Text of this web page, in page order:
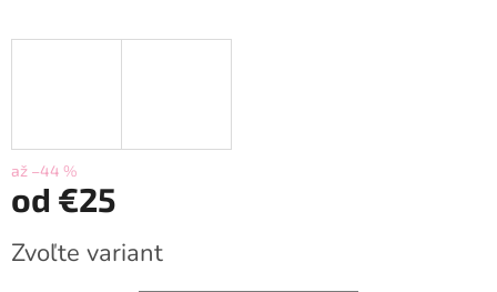
až –44 %
od €25
cena:
Zvoľte variant